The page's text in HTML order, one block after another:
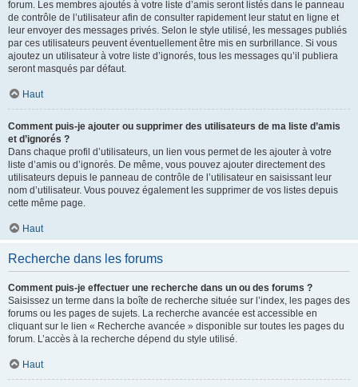
forum. Les membres ajoutés à votre liste d’amis seront listés dans le panneau
de contrôle de l’utilisateur afin de consulter rapidement leur statut en ligne et
leur envoyer des messages privés. Selon le style utilisé, les messages publiés
par ces utilisateurs peuvent éventuellement être mis en surbrillance. Si vous
ajoutez un utilisateur à votre liste d’ignorés, tous les messages qu’il publiera
seront masqués par défaut.
Haut
Comment puis-je ajouter ou supprimer des utilisateurs de ma liste d’amis
et d’ignorés ?
Dans chaque profil d’utilisateurs, un lien vous permet de les ajouter à votre
liste d’amis ou d’ignorés. De même, vous pouvez ajouter directement des
utilisateurs depuis le panneau de contrôle de l’utilisateur en saisissant leur
nom d’utilisateur. Vous pouvez également les supprimer de vos listes depuis
cette même page.
Haut
Recherche dans les forums
Comment puis-je effectuer une recherche dans un ou des forums ?
Saisissez un terme dans la boîte de recherche située sur l’index, les pages des
forums ou les pages de sujets. La recherche avancée est accessible en
cliquant sur le lien « Recherche avancée » disponible sur toutes les pages du
forum. L’accès à la recherche dépend du style utilisé.
Haut